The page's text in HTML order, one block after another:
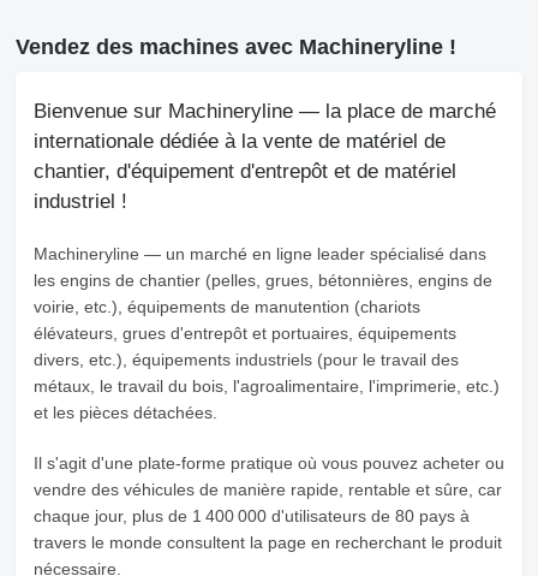
Vendez des machines avec Machineryline !
Bienvenue sur Machineryline — la place de marché
internationale dédiée à la vente de matériel de
chantier, d'équipement d'entrepôt et de matériel
industriel !
Machineryline — un marché en ligne leader spécialisé dans
les engins de chantier (pelles, grues, bétonnières, engins de
voirie, etc.), équipements de manutention (chariots
élévateurs, grues d'entrepôt et portuaires, équipements
divers, etc.), équipements industriels (pour le travail des
métaux, le travail du bois, l'agroalimentaire, l'imprimerie, etc.)
et les pièces détachées.
Il s'agit d'une plate-forme pratique où vous pouvez acheter ou
vendre des véhicules de manière rapide, rentable et sûre, car
chaque jour, plus de 1 400 000 d'utilisateurs de 80 pays à
travers le monde consultent la page en recherchant le produit
nécessaire.